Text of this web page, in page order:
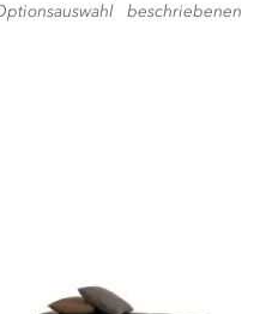
beschriebenen